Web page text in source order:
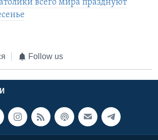
всего мира празднуют
Follow us